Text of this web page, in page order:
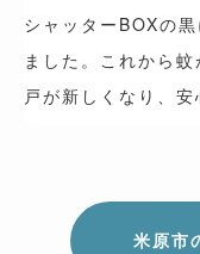
シャッターBOXの
ました。これから
戸が新しくなり、安
米原市